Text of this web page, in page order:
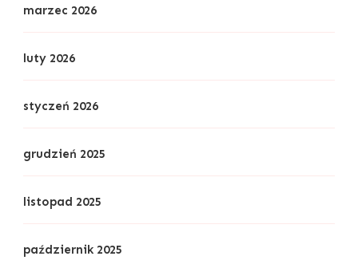
marzec 2026
luty 2026
styczeń 2026
grudzień 2025
listopad 2025
październik 2025